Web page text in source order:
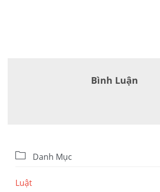
Bình Luận
 Danh Mục
Luật